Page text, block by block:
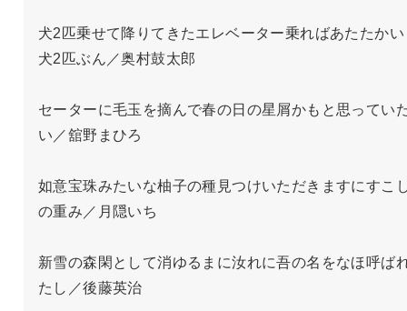
犬2匹乗せて降りてきたエレベーター乗ればあたたかい
犬2匹ぶん／奥村鼓太郎
セーターに毛玉を摘んで春の日の星屑かもと思ってい
い／舘野まひろ
如意宝珠みたいな柚子の種見つけいただきますにすこ
の重み／月隠いち
新雪の森閑として消ゆるまに汝れに吾の名をなほ呼ば
たし／後藤英治